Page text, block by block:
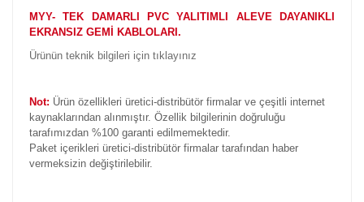
MYY- TEK DAMARLI PVC YALITIMLI ALEVE DAYANIKLI
EKRANSIZ GEMİ KABLOLARI.
Ürünün teknik bilgileri için tıklayınız
Not: Ürün özellikleri üretici-distribütör firmalar ve çeşitli internet
kaynaklarından alınmıştır. Özellik bilgilerinin doğruluğu
tarafımızdan %100 garanti edilmemektedir.
Paket içerikleri üretici-distribütör firmalar tarafından haber
vermeksizin değiştirilebilir.